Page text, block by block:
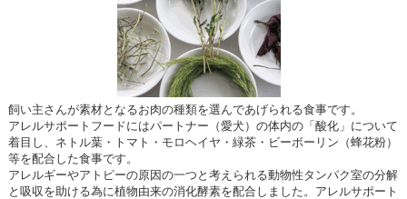
飼い主さんが素材となるお肉の種類を選んであげられる食事です。
アレルサポートフードにはパートナー（愛犬）の体内の「酸化」について
着目し、ネトル葉・トマト・モロヘイヤ・緑茶・ビーボーリン（蜂花粉）
等を配合した食事です。
アレルギーやアトピーの原因の一つと考えられる動物性タンパク室の分解
と吸収を助ける為に植物由来の消化酵素を配合しました。アレルサポート